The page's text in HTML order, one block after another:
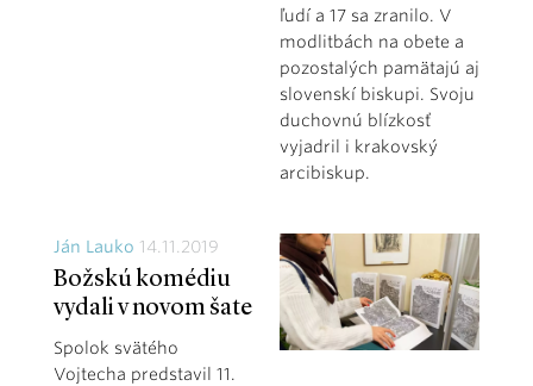
ľudí a 17 sa zranilo. V
modlitbách na obete a
pozostalých pamätajú aj
slovenskí biskupi. Svoju
duchovnú blízkosť
vyjadril i krakovský
arcibiskup.
Ján Lauko 14.11.2019
Božskú komédiu
vydali v novom šate
Spolok svätého
Vojtecha predstavil 11.